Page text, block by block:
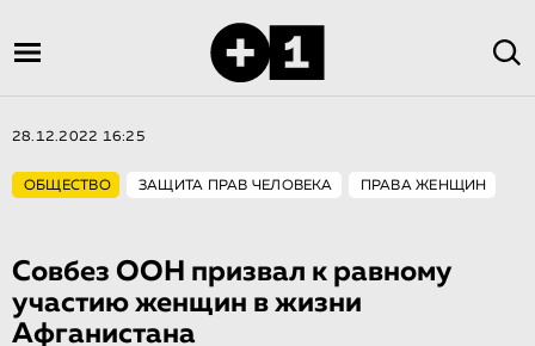
28.12.2022 16:25
ОБЩЕСТВО ЗАЩИТА ПРАВ ЧЕЛОВЕКА ПРАВА ЖЕНЩИН
Совбез ООН призвал к равному
участию женщин в жизни
Афганистана